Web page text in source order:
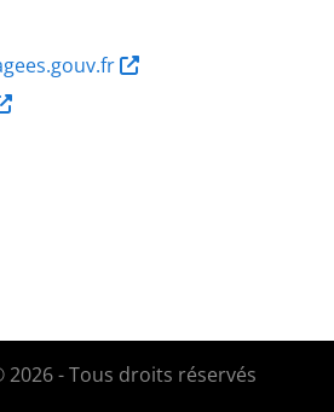
- Tous droits réservés